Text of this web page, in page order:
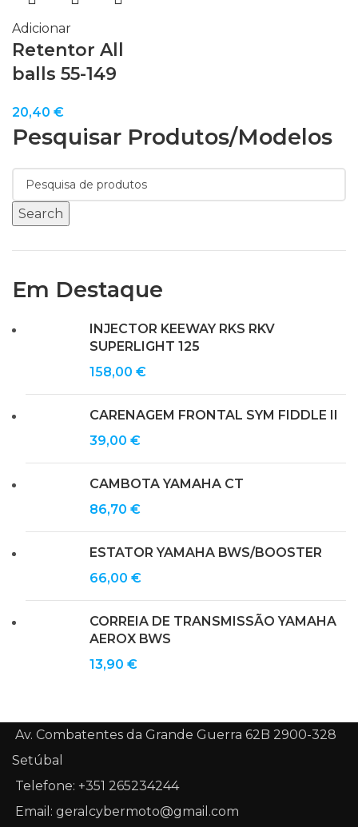
Pesquisar Produtos/modelos
Search
Em Destaque
INJECTOR KEEWAY RKS RKV
SUPERLIGHT 125
158,00 €
CARENAGEM FRONTAL SYM FIDDLE II
39,00 €
CAMBOTA YAMAHA CT
86,70 €
ESTATOR YAMAHA BWS/BOOSTER
66,00 €
CORREIA DE TRANSMISSÃO YAMAHA
AEROX BWS
13,90 €
Adicionar
Retentor All
balls 55-149
20,40 €
Av. Combatentes da Grande Guerra 62B 2900-328
Setúbal
Telefone: +351 265234244
Email: geralcybermoto@gmail.com